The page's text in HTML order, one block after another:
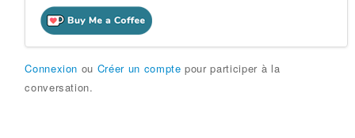
Connexion ou Créer un compte pour participer à la
conversation.